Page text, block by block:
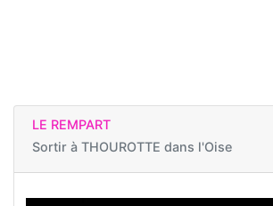
LE REMPART
Sortir à THOUROTTE dans l'Oise